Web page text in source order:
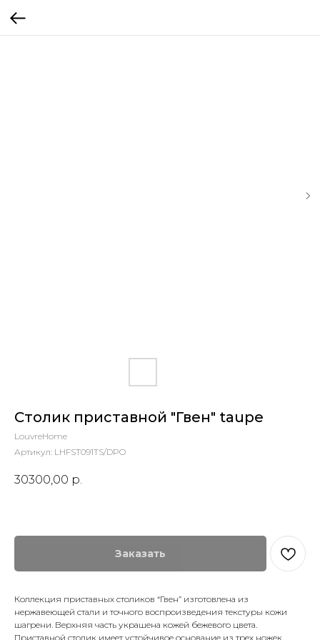
Столик приставной "Гвен" taupe
LouvreHome
Артикул: LHFST091TS/DPO
30300,00 р.
Заказать
Коллекция приставных столиков “Гвен” изготовлена из
нержавеющей стали и точного воспроизведения текстуры кожи
шагрени. Верхняя часть украшена кожей бежевого цвета.
Приставной столик имеет устойчивое основание из трех ножек,